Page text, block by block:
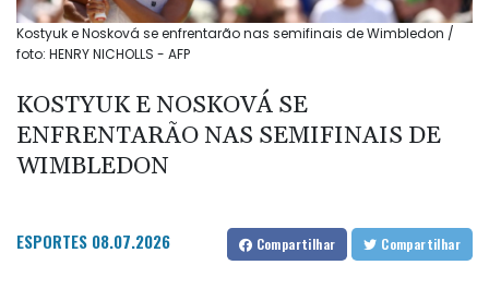
Kostyuk e Nosková se enfrentarão nas semifinais de Wimbledon /
foto: HENRY NICHOLLS - AFP
KOSTYUK E NOSKOVÁ SE
ENFRENTARÃO NAS SEMIFINAIS DE
WIMBLEDON
ESPORTES 08.07.2026 Compartilhar Compartilhar